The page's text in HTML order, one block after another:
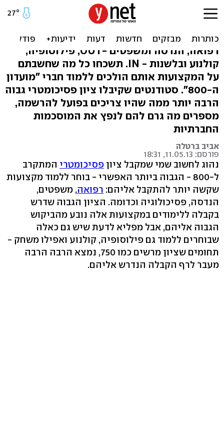
קיבלו 750 בפסיכומטרי ובחרו
ללמוד פילוסופיה
רפואה, הנדסה ומשפטים -OUT; פילוסופיה,
קולנוע ובלשנות - IN. תשכחו כל מה שחשבתם
על המקצועות אותם הולכים ללמוד חברי "מועדון
ה-800". סטודנטים שקיבלו ציון פסיכומטרי גבוה
הרבה יותר ממה שהיו צריכים בפועל להרשמה,
מספרים מה גרם להם לנפץ את המוסכמות
החברתיות
אביב ברטלה
פורסם: 11.05.13, 18:31
נהוג לחשוב שמי שמקבל ציון פסיכומטרי המתקרב
ל-800 - הגבוה ביותר האפשרי - בוחר ללמוד מקצועות
שקשה יותר להתקבל אליהם: רפואה, משפטים,
הנדסה, פסיכולוגיה וכדומה. הציון הגבוה שדרש
בקבלה ללימודים במקצועות אלה נובע מהביקוש
הגבוה אליהם, אבל מפליא לדעת שיש גם כאלה
שבוחרים ללמוד גם פילוסופיה, קולנוע ואפילו משחק -
תחומים שציון מרשים כמו 750, נמצא הרבה הרבה
מעבר לרף הקבלה הנדרש אליהם.